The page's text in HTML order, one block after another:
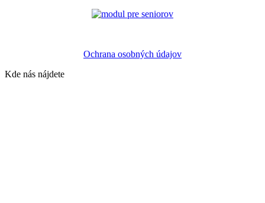
Ochrana osobných údajov
Kde nás nájdete